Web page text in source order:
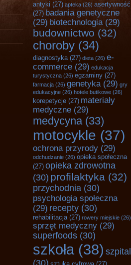
antyki (27) apteka (26) asertywność
(27) badania genetyczne
(29) biotechnologia (29)
budownictwo (32)
choroby (34)
diagnostyka(27) dieta (26) e-
commerce (29) edukacja
turystyczna (26) egzaminy (27)
farmacja (26) genetyka (29) gry
edukacyjne (26) hotele butikowe (26)
korepetycje (27) materiały
medyczne (29)
medycyna(33)
motocykle (37)
ochrona przyrody (29)
odchudzanie (26) opieka społeczna
(27) opieka zdrowotna
(30) profilaktyka (32)
przychodnia (30)
psychologia społeczna
(29) recepty (30)
rehabilitacja(27) rowery miejskie (26)
sprzęt medyczny (29)
superfoods (30)
szkoła (38) szpital
(30)